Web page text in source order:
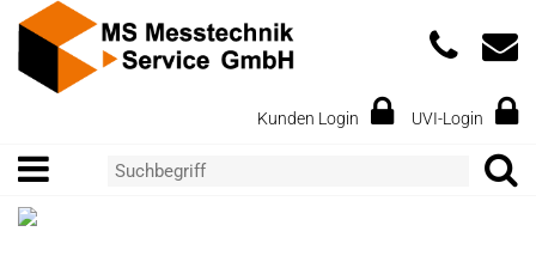
Kunden Login UVI-Login